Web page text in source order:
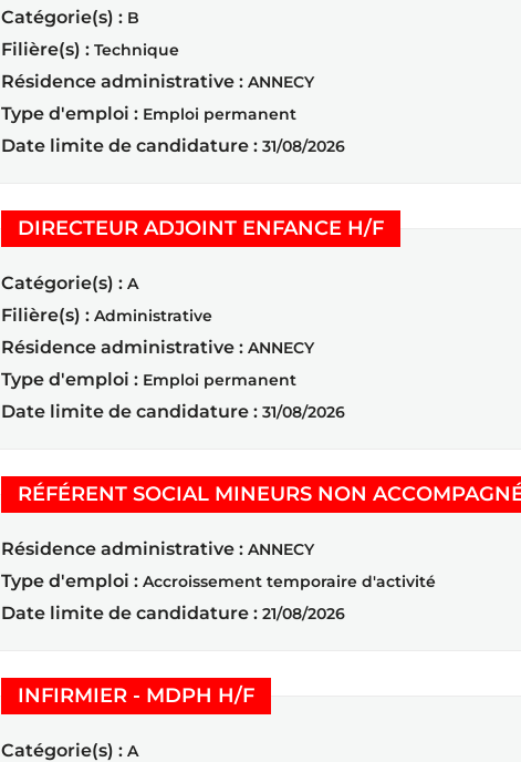
Catégorie(s) : B
Filière(s) : Technique
Résidence administrative : ANNECY
Type d'emploi : Emploi permanent
Date limite de candidature : 31/08/2026
DIRECTEUR ADJOINT ENFANCE H/F(Nouvelle
Catégorie(s) : A
Filière(s) : Administrative
Résidence administrative : ANNECY
Type d'emploi : Emploi permanent
Date limite de candidature : 31/08/2026
RÉFÉRENT SOCIAL MINEURS NON
Résidence administrative : ANNECY
Type d'emploi : Accroissement temporaire d'activité
Date limite de candidature : 21/08/2026
INFIRMIER - MDPH H/F(Nouvelle fenêtre)
Catégorie(s) : A